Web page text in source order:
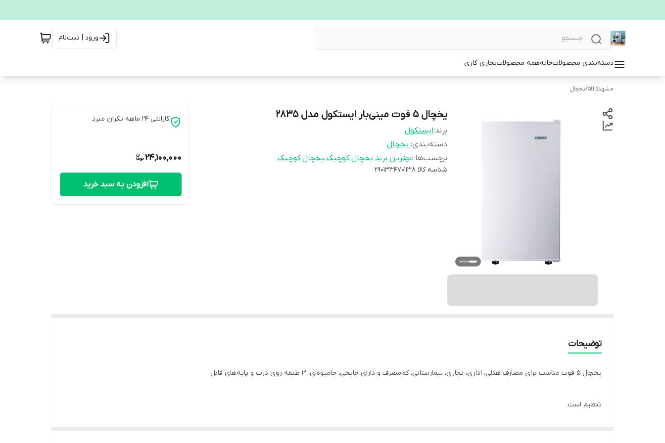
ورود | ثبت‌نام
دسته‌بندی محصولاتخانههمه محصولاتبخاری گازی
مشهدکالا5 /یخچال
یخچال 5 فوت مینی‌بار ایستکول مدل ۲۸۳۵
برند:ایستکول
دسته‌بندی: یخچال
برچسب‌ها :بهترین برند یخچال کوچیک،یخچال کوچیک
شناسه کالا ۲۹۰۱۳۳۴۷۰۱۱۳۸
گارانتی 24 ماهه تکران مبرد
24,100,000
افزودن به سبد خرید
توضیحات
یخچال ۵ فوت مناسب برای مصارف هتلی، اداری، تجاری، بیمارستانی، کم‌مصرف و دارای جایخی، جامیوه‌ای، ۳ طبقه روی درب و پایه‌های قابل
تنظیم است.